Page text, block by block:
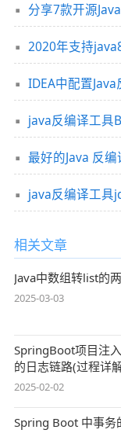
分享7款开源
2020年支持
IDEA中配置
java反编译工具
最好的Java 反
相关文章
Java中数组转list的
2025-03-03
SpringBoot项目注
的日志链路(过程详
2025-02-02
Spring Boot 中事务